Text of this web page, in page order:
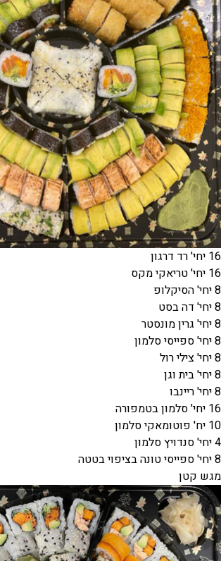
16 יחי' רד דרגון
16 יחי' טריאקי מקס
8 יחי' הסיקלופ
8 יחי' דה בסט
8 יחי' גרין מונסטר
8 יחי' ספייסי סלמון
8 יחי' צילי רול
8 יחי' בית וגן
8 יחי' ריינבו
16 יחי' סלמון בטמפורה
10 יח' פוטומאקי סלמון
4 יחי' סנדויץ סלמון
8 יחי' ספייסי טונה בציפוי בטטה
מגש קטן